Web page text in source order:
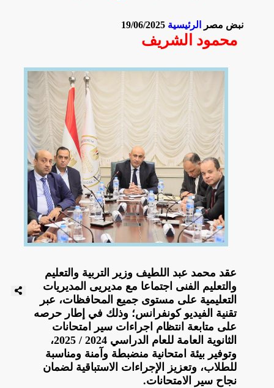
نبض مصر الرئيسية 19/06/2025
محمود الشريف
عقد محمد عبد اللطيف وزير التربية والتعليم
والتعليم الفنى اجتماعا مع مديريى المديريات
التعليمية على مستوى جميع المحافظات، عبر
تقنية الفيديو كونفرانس؛ وذلك في إطار حرصه
على متابعة انتظام اجراءات سير امتحانات
الثانوية العامة للعام الدراسي 2024 / 2025،
وتوفير بيئة امتحانية منضبطة وآمنة ومناسبة
للطلاب، وتعزيز الإجراءات الاستباقية لضمان
نجاح سير الامتحانات.